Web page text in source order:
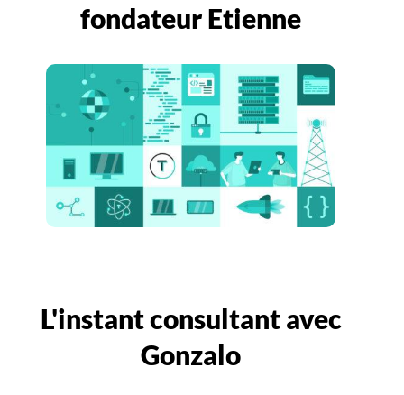
fondateur Etienne
L'instant consultant avec
Gonzalo